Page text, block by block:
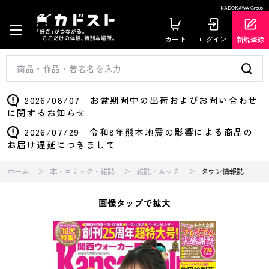
KADOKAWA Group
カート ログイン 新規登録
2026/08/07 お盆期間中の出荷およびお問い合わせ
に関するお知らせ
2026/07/29 令和8年熊本地震の影響による商品の
お届け遅延につきまして
ホーム 本・コミック・雑誌 雑誌・ムック タウン情報誌
画像タップで拡大